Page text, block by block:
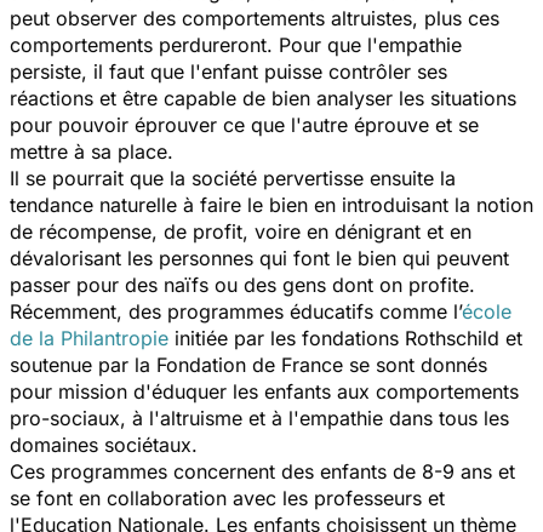
peut observer des comportements altruistes, plus ces
comportements perdureront. Pour que l'empathie
persiste, il faut que l'enfant puisse contrôler ses
réactions et être capable de bien analyser les situations
pour pouvoir éprouver ce que l'autre éprouve et se
mettre à sa place.
Il se pourrait que la société pervertisse ensuite la
tendance naturelle à faire le bien en introduisant la notion
de récompense, de profit, voire en dénigrant et en
dévalorisant les personnes qui font le bien qui peuvent
passer pour des naïfs ou des gens dont on profite.
Récemment, des programmes éducatifs comme l’école
de la Philantropie initiée par les fondations Rothschild et
soutenue par la Fondation de France se sont donnés
pour mission d'éduquer les enfants aux comportements
pro-sociaux, à l'altruisme et à l'empathie dans tous les
domaines sociétaux.
Ces programmes concernent des enfants de 8-9 ans et
se font en collaboration avec les professeurs et
l'Education Nationale. Les enfants choisissent un thème